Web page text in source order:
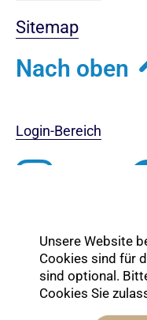
Sitemap
Nach oben
Login-Bereich
Unsere Website
Cookies sind für
sind optional.
Cookies Sie